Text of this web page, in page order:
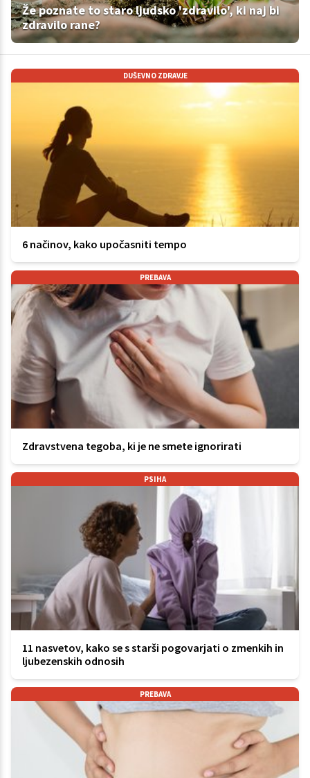
Že poznate to staro ljudsko 'zdravilo', ki naj bi
zdravilo rane?
DUŠEVNO ZDRAVJE
6 načinov, kako upočasniti tempo
PREBAVA
Zdravstvena tegoba, ki je ne smete ignorirati
PSIHA
11 nasvetov, kako se s starši pogovarjati o zmenkih in
ljubezenskih odnosih
PREBAVA